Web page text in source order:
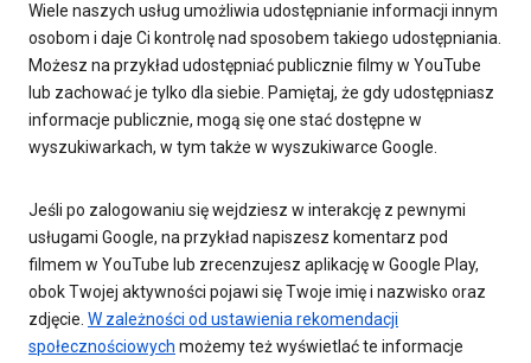
Wiele naszych usług umożliwia udostępnianie informacji innym
osobom i daje Ci kontrolę nad sposobem takiego udostępniania.
Możesz na przykład udostępniać publicznie filmy w YouTube
lub zachować je tylko dla siebie. Pamiętaj, że gdy udostępniasz
informacje publicznie, mogą się one stać dostępne w
wyszukiwarkach, w tym także w wyszukiwarce Google.
Jeśli po zalogowaniu się wejdziesz w interakcję z pewnymi
usługami Google, na przykład napiszesz komentarz pod
filmem w YouTube lub zrecenzujesz aplikację w Google Play,
obok Twojej aktywności pojawi się Twoje imię i nazwisko oraz
zdjęcie. W zależności od ustawienia rekomendacji
społecznościowych możemy też wyświetlać te informacje